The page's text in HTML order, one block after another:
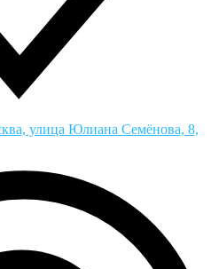
улица Юлиана Семёнова, 8,